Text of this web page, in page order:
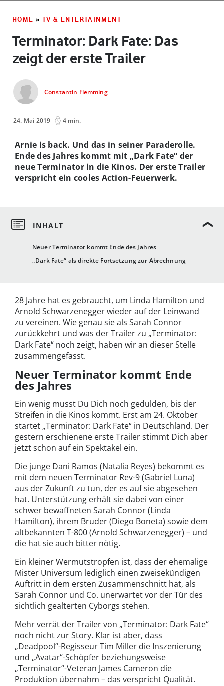
HOME » TV & ENTERTAINMENT
Terminator: Dark Fate: Das
zeigt der erste Trailer
Constantin Flemming
24. Mai 2019 4 min.
Neuer Terminator kommt Ende des Jahres
„Dark Fate“ als direkte Fortsetzung zur Abrechnung
Arnie is back. Und das in seiner Paraderolle.
Ende des Jahres kommt mit „Dark Fate“ der
neue Terminator in die Kinos. Der erste Trailer
verspricht ein cooles Action-Feuerwerk.
28 Jahre hat es gebraucht, um Linda Hamilton und
Arnold Schwarzenegger wieder auf der Leinwand
zu vereinen. Wie genau sie als Sarah Connor
zurückkehrt und was der Trailer zu „Terminator:
Dark Fate“ noch zeigt, haben wir an dieser Stelle
zusammengefasst.
Neuer Terminator kommt Ende
des Jahres
Ein wenig musst Du Dich noch gedulden, bis der
Streifen in die Kinos kommt. Erst am 24. Oktober
startet „Terminator: Dark Fate“ in Deutschland. Der
gestern erschienene erste Trailer stimmt Dich aber
jetzt schon auf ein Spektakel ein.
Die junge Dani Ramos (Natalia Reyes) bekommt es
mit dem neuen Terminator Rev-9 (Gabriel Luna)
aus der Zukunft zu tun, der es auf sie abgesehen
hat. Unterstützung erhält sie dabei von einer
schwer bewaffneten Sarah Connor (Linda
Hamilton), ihrem Bruder (Diego Boneta) sowie dem
altbekannten T-800 (Arnold Schwarzenegger) – und
die hat sie auch bitter nötig.
Ein kleiner Wermutstropfen ist, dass der ehemalige
Mister Universum lediglich einen zweisekündigen
Auftritt in dem ersten Zusammenschnitt hat, als
Sarah Connor und Co. unerwartet vor der Tür des
sichtlich gealterten Cyborgs stehen.
Mehr verrät der Trailer von „Terminator: Dark Fate“
noch nicht zur Story. Klar ist aber, dass
„Deadpool“-Regisseur Tim Miller die Inszenierung
und „Avatar“-Schöpfer beziehungsweise
„Terminator“-Veteran James Cameron die
Produktion übernahm – das verspricht Qualität.